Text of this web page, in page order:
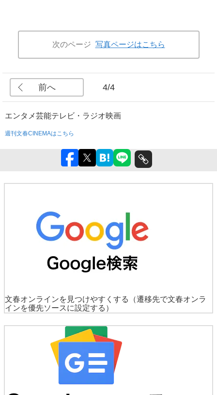
次のページ 写真ページはこちら
前へ 4/4
エンタメ芸能テレビ・ラジオ映画
週刊文春CINEMAはこちら
文春オンラインを見つけやすくする
（遷移先で文春オンラ
インを優先ソースに設定する）